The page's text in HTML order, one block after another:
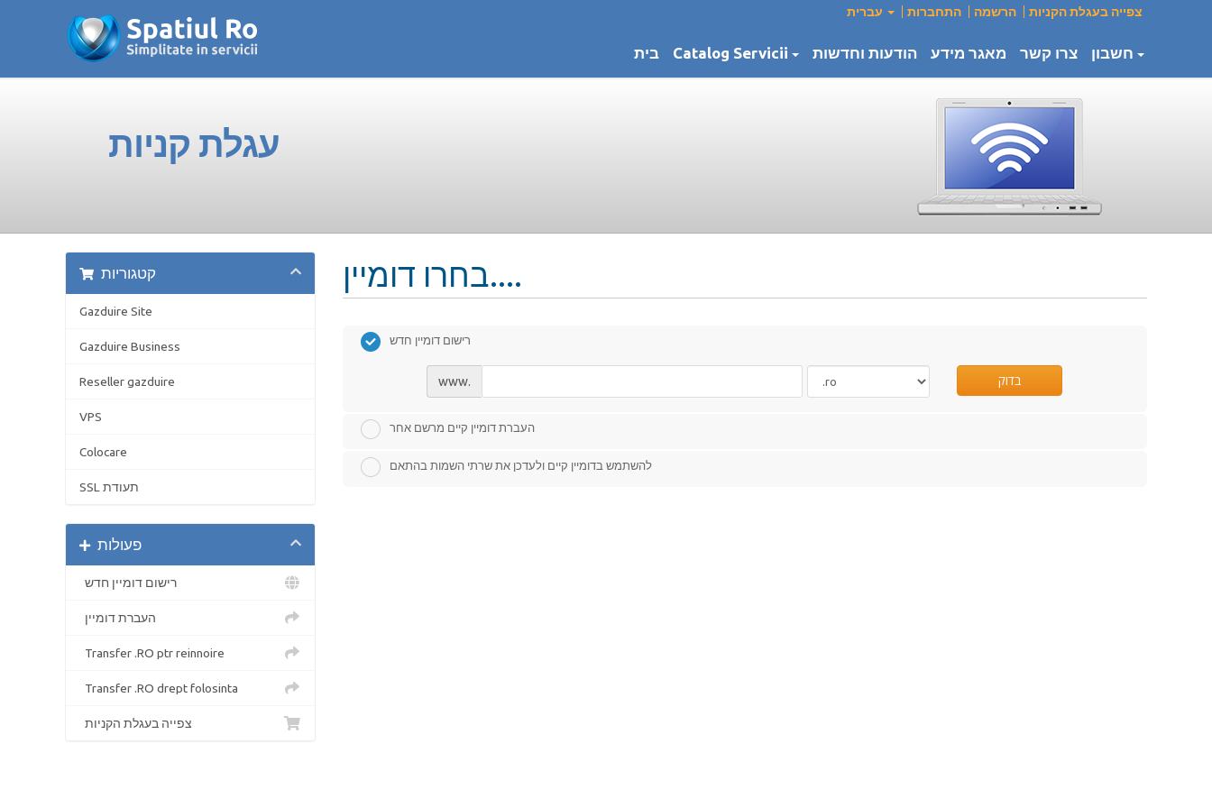
התחברות הרשמה צפייה בעגלת הקניות
בית Catalog Servicii הודעות וחדשות מאגר מידע צרו קשר חשבון
עגלת קניות
בחרו דומיין.... קטגוריות
Gazduire Site
Gazduire Business
Reseller gazduire
VPS
Colocare
SSL תעודת
פעולות
רישום דומיין חדש
העברת דומיין
Transfer .RO ptr reinnoire
Transfer .RO drept folosinta
צפייה בעגלת הקניות
רישום דומיין חדש
www. בדוק
העברת דומיין קיים מרשם אחר
להשתמש בדומיין קיים ולעדכן את שרתי השמות בהתאם